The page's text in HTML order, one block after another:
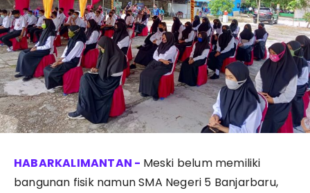
Meski belum memiliki
bangunan fisik namun SMA Negeri 5 Banjarbaru,